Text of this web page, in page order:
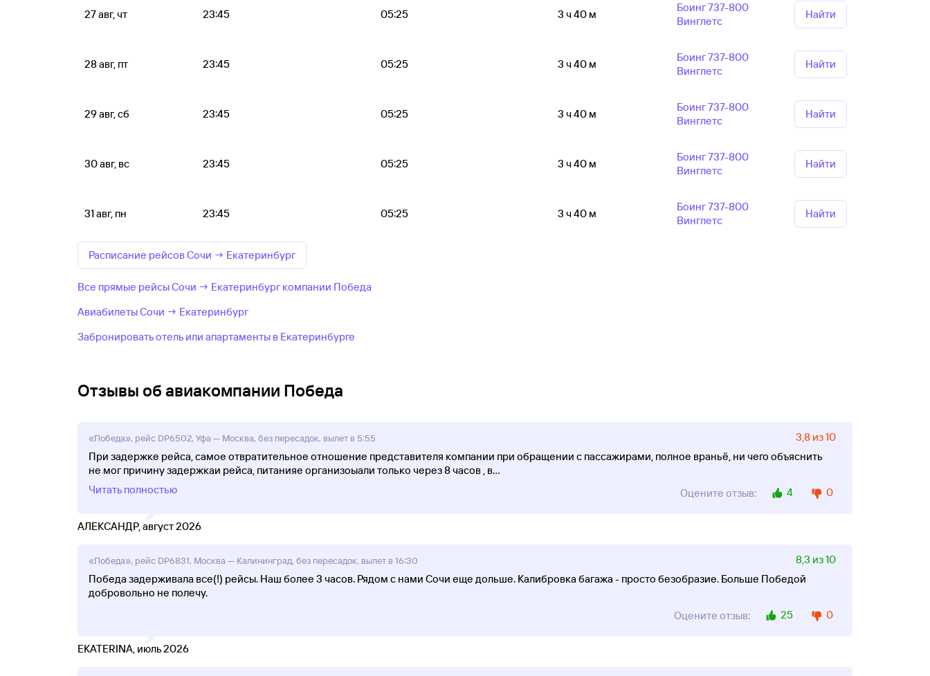
27 авг, чт 23:45 05:25 3 ч 40 м
Боинг 737-800
Винглетс
Найти
28 авг, пт 23:45 05:25 3 ч 40 м
Боинг 737-800
Винглетс
Найти
29 авг, сб 23:45 05:25 3 ч 40 м
Боинг 737-800
Винглетс
Найти
30 авг, вс 23:45 05:25 3 ч 40 м
Боинг 737-800
Винглетс
Найти
31 авг, пн 23:45 05:25 3 ч 40 м
Боинг 737-800
Винглетс
Найти
Расписание рейсов Сочи → Екатеринбург
Все прямые рейсы Сочи → Екатеринбург компании Победа
Авиабилеты Сочи → Екатеринбург
Забронировать отель или апартаменты в Екатеринбурге
Отзывы об авиакомпании Победа
«Победа», рейс DP6502, Уфа — Москва, без пересадок, вылет в 5:55
3,8 из 10
При задержке рейса, самое отвратительное отношение представителя компании при обращении с пассажирами, полное враньё, ни чего объяснить
не мог причину задержкаи рейса, питанияе организоыали только через 8 часов , в...
Читать полностью
Оцените отзыв: 4 0
АЛЕКСАНДР, август 2026
«Победа», рейс DP6831, Москва — Калининград, без пересадок, вылет в 16:30
8,3 из 10
Победа задерживала все(!) рейсы. Наш более 3 часов. Рядом с нами Сочи еще дольше. Калибровка багажа - просто безобразие. Больше Победой
добровольно не полечу.
Оцените отзыв:
25 0
EKATERINA, июль 2026